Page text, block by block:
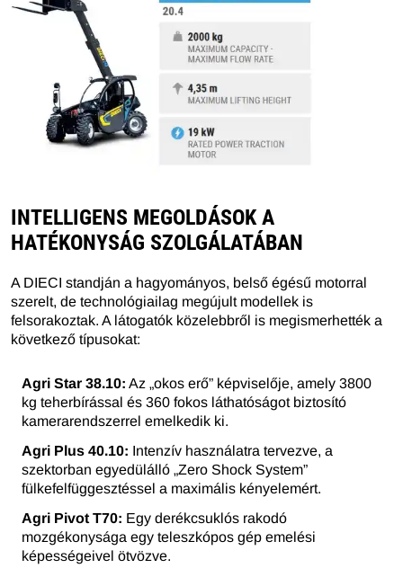
INTELLIGENS MEGOLDÁSOK A
HATÉKONYSÁG SZOLGÁLATÁBAN
A DIECI standján a hagyományos, belső égésű motorral
szerelt, de technológiailag megújult modellek is
felsorakoztak. A látogatók közelebbről is megismerhették a
következő típusokat:
Agri Star 38.10: Az „okos erő” képviselője, amely 3800
kg teherbírással és 360 fokos láthatóságot biztosító
kamerarendszerrel emelkedik ki.
Agri Plus 40.10: Intenzív használatra tervezve, a
szektorban egyedülálló „Zero Shock System”
fülkefelfüggesztéssel a maximális kényelemért.
Agri Pivot T70: Egy derékcsuklós rakodó
mozgékonysága egy teleszkópos gép emelési
képességeivel ötvözve.